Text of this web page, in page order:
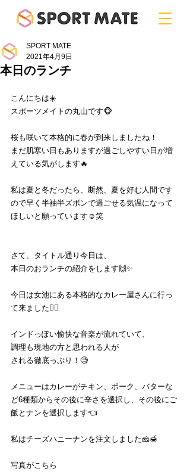
本日のランチ
SPORT MATE
2021年4月9日
こんにちは☀️
スポーツメイトの丸山です🐵
桜も咲いて本格的に春が到来しましたね！
まだ肌寒い日もありますが過ごしやすい日が増
えている気がします🔥
私は夏と冬だったら、断然、夏を好む人間です
ので早く半袖半ズボンで過ごせる気温になって
ほしいと願っています☺️笑
さて、タイトル通り今日は、
本日のおランチの紹介をします🙌✨
今日は女池にある本格的なカレー屋さんに行っ
て来ました🙆‍♂️
インドっぽい愉快な音楽が流れていて、
調理も現地の方と思われる人が
される徹底っぷり！🧐
メニューはカレーがチキン、ポーク、バターな
ど6種類からその後に辛さを選択し、その後にご
飯とナンを選択します👈
私はチーズハニーナンを注文しました🧀🍯
写真がこちら